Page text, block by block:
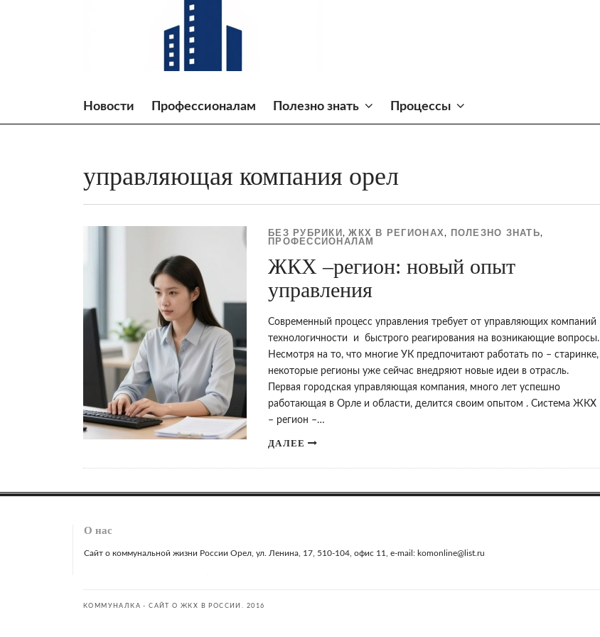
Новости Профессионалам Полезно знать Процессы
управляющая компания орел
БЕЗ РУБРИКИ ,ЖКХ В РЕГИОНАХ, ПОЛЕЗНО ЗНАТЬ,
ПРОФЕССИОНАЛАМ
ЖКХ –регион: новый опыт
управления
Современный процесс управления требует от управляющих компаний
технологичности и быстрого реагирования на возникающие вопросы.
Несмотря на то, что многие УК предпочитают работать по – старинке,
некоторые регионы уже сейчас внедряют новые идеи в отрасль.
Первая городская управляющая компания, много лет успешно
работающая в Орле и области, делится своим опытом . Система ЖКХ
– регион –…
ДАЛЕЕ
О нас
Сайт о коммунальной жизни России Орел, ул. Ленина, 17, 510-104, офис 11, e-mail: komonline@list.ru
КОММУНАЛКА - САЙТ О ЖКХ В РОССИИ. 2016